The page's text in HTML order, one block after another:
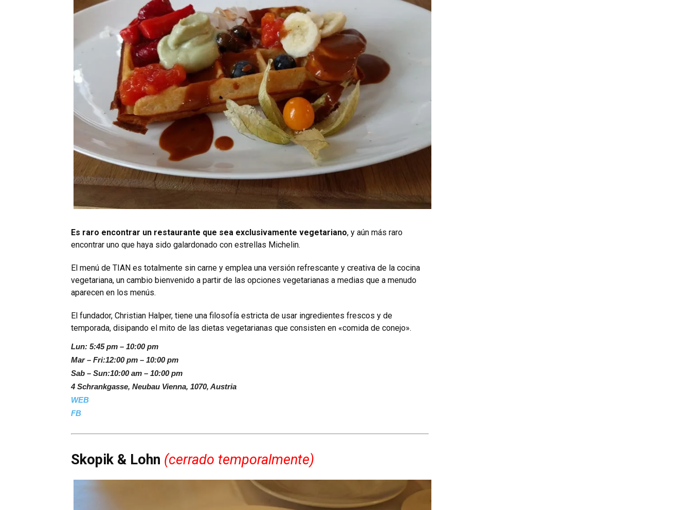
Es raro encontrar un restaurante que sea exclusivamente vegetariano, y aún más raro
encontrar uno que haya sido galardonado con estrellas Michelin.
El menú de TIAN es totalmente sin carne y emplea una versión refrescante y creativa de la cocina
vegetariana, un cambio bienvenido a partir de las opciones vegetarianas a medias que a menudo
aparecen en los menús.
El fundador, Christian Halper, tiene una filosofía estricta de usar ingredientes frescos y de
temporada, disipando el mito de las dietas vegetarianas que consisten en «comida de conejo».
Lun: 5:45 pm – 10:00 pm
Mar – Fri:12:00 pm – 10:00 pm
Sab – Sun:10:00 am – 10:00 pm
4 Schrankgasse, Neubau Vienna, 1070, Austria
WEB
FB
Skopik & Lohn (cerrado temporalmente)